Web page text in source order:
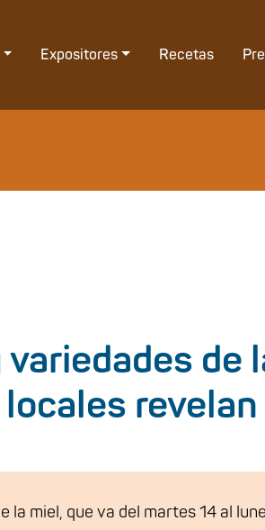
Expositores Recetas
de
la miel, que va del martes 14 al